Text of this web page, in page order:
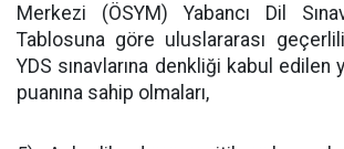
Merkezi (ÖSYM) Yabancı Dil
Tablosuna göre uluslararası
YDS sınavlarına denkliği kabul edilen
puanına sahip olmaları,